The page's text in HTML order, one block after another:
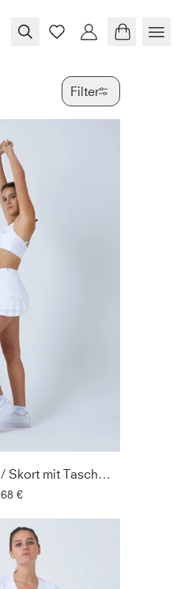
Filter
Tulip Tennisrock / Skort mit Taschen, weiß
68 €